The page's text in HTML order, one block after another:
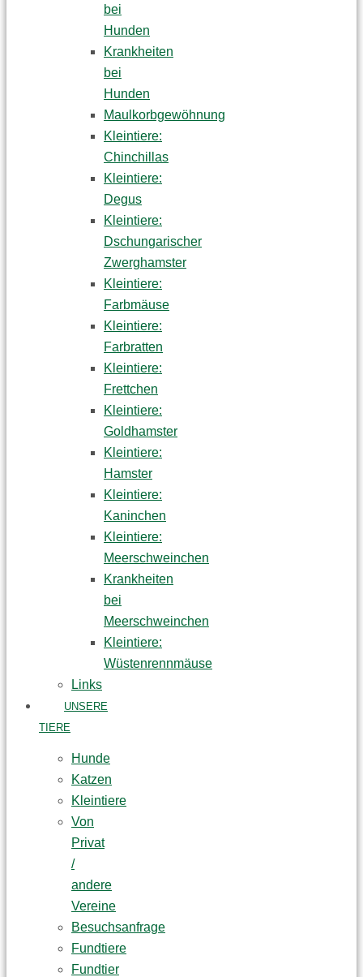
bei
Hunden
Krankheiten
bei
Hunden
Maulkorbgewöhnung
Kleintiere:
Chinchillas
Kleintiere:
Degus
Kleintiere:
Dschungarischer
Zwerghamster
Kleintiere:
Farbmäuse
Kleintiere:
Farbratten
Kleintiere:
Frettchen
Kleintiere:
Goldhamster
Kleintiere:
Hamster
Kleintiere:
Kaninchen
Kleintiere:
Meerschweinchen
Krankheiten
bei
Meerschweinchen
Kleintiere:
Wüstenrennmäuse
Links
UNSERE
TIERE
Hunde
Katzen
Kleintiere
Von
Privat
/
andere
Vereine
Besuchsanfrage
Fundtiere
Fundtier